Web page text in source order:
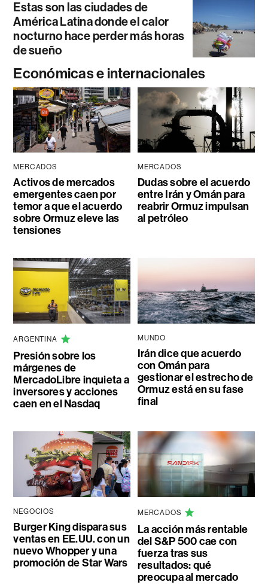
Estas son las ciudades de
América Latina donde el calor
nocturno hace perder más horas
de sueño
Económicas e internacionales
MERCADOS
Activos de mercados
emergentes caen por
temor a que el acuerdo
sobre Ormuz eleve las
tensiones
MERCADOS
Dudas sobre el acuerdo
entre Irán y Omán para
reabrir Ormuz impulsan
al petróleo
ARGENTINA
Presión sobre los
márgenes de
MercadoLibre inquieta a
inversores y acciones
caen en el Nasdaq
MUNDO
Irán dice que acuerdo
con Omán para
gestionar el estrecho de
Ormuz está en su fase
final
NEGOCIOS
Burger King dispara sus
ventas en EE.UU. con un
nuevo Whopper y una
promoción de Star Wars
MERCADOS
La acción más rentable
del S&P 500 cae con
fuerza tras sus
resultados: qué
preocupa al mercado